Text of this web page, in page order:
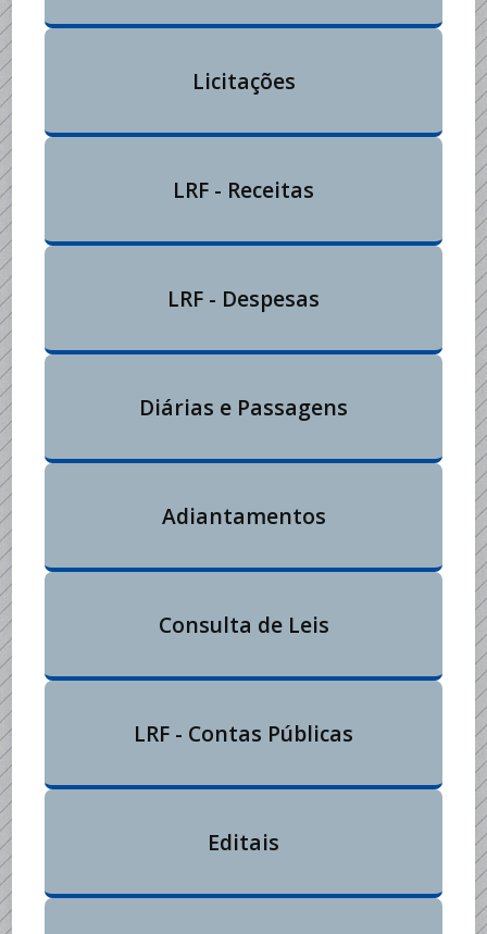
Licitações
LRF - Receitas
LRF - Despesas
Diárias e Passagens
Adiantamentos
Consulta de Leis
LRF - Contas Públicas
Editais